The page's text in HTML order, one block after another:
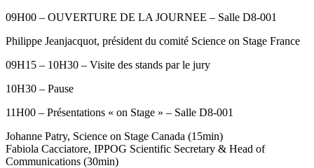
09H00 – OUVERTURE DE LA JOURNEE – Salle D8-001
Philippe Jeanjacquot, président du comité Science on Stage France
09H15 – 10H30 – Visite des stands par le jury
10H30 – Pause
11H00 – Présentations « on Stage » – Salle D8-001
Johanne Patry, Science on Stage Canada (15min)
Fabiola Cacciatore, IPPOG Scientific Secretary & Head of
Communications (30min)